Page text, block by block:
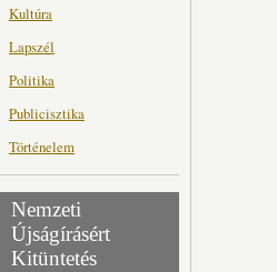
Kultúra
Lapszél
Politika
Publicisztika
Történelem
Nemzeti
Újságírásért
Kitüntetés